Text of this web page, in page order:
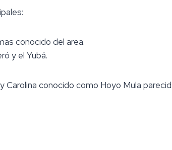
conocido del area.
y el Yubá.
conocido como Hoyo Mula